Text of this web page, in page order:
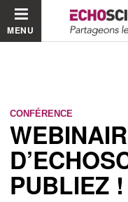
MENU
CONFÉRENCE
PUBLIEZ !